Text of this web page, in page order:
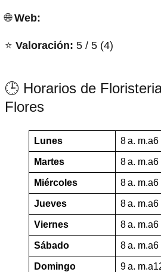
🌐Web:
⭐ Valoración: 5 / 5 (4)
🕒 Horarios de
Flores
Lunes 8 a. m.a6
Martes 8 a. m.a6
Miércoles 8 a. m.a6
Jueves 8 a. m.a6
Viernes 8 a. m.a6
Sábado 8 a. m.a6
Domingo 9 a.